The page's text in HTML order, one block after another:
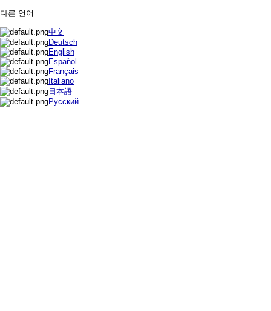
다른 언어
中文
Deutsch
English
Español
Français
Italiano
日本語
Русский